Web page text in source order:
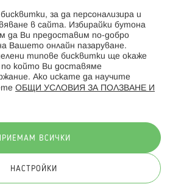
Hippoland.ro
ни:
Всички права запазени
за да персонализира и
в сайта. Избирайки бутона
да Ви предоставим по-добро
Вашето онлайн пазаруване.
типове бисквитки ще окаже
по който Ви доставяме
Ако искате да научите
ОБЩИ УСЛОВИЯ ЗА ПОЛЗВАНЕ И
ВСИЧКИ
НАСТРОЙКИ